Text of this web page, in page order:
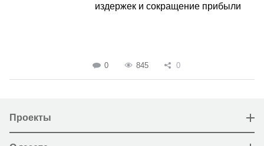
издержек и сокращение прибыли
0 845 0
Проекты